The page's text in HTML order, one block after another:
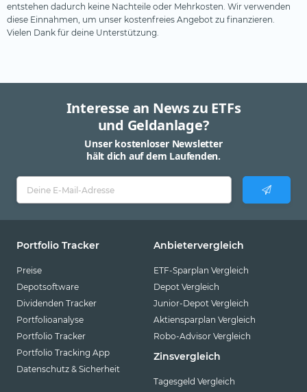
entstehen dadurch keine Nachteile oder Mehrkosten. Wir verwenden
diese Einnahmen, um unser kostenfreies Angebot zu finanzieren.
Vielen Dank für deine Unterstützung.
Interesse an News zu ETFs
und Geldanlage?
Unser kostenloser Newsletter
hält dich auf dem Laufenden.
Portfolio Tracker
Preise
Depotsoftware
Dividenden Tracker
Portfolioanalyse
Portfolio Tracker
Portfolio Tracking App
Datenschutz & Sicherheit
Anbietervergleich
ETF-Sparplan Vergleich
Depot Vergleich
Junior-Depot Vergleich
Aktiensparplan Vergleich
Robo-Advisor Vergleich
Zinsvergleich
Tagesgeld Vergleich